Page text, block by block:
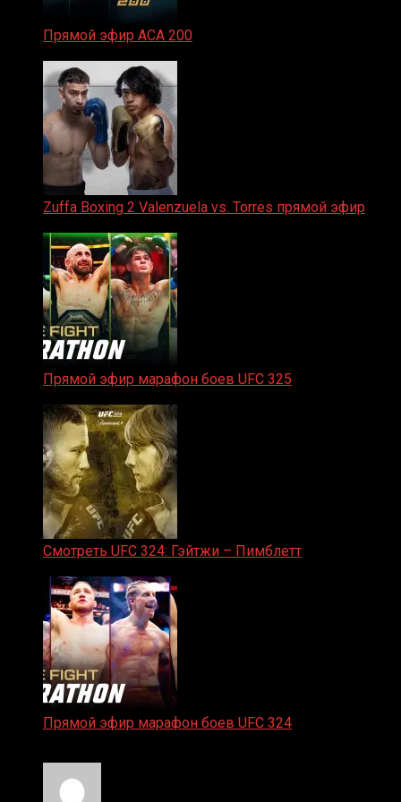
Прямой эфир ACA 200
Zuffa Boxing 2 Valenzuela vs. Torres прямой эфир
Прямой эфир марафон боев UFC 325
Смотреть UFC 324: Гэйтжи – Пимблетт
Прямой эфир марафон боев UFC 324